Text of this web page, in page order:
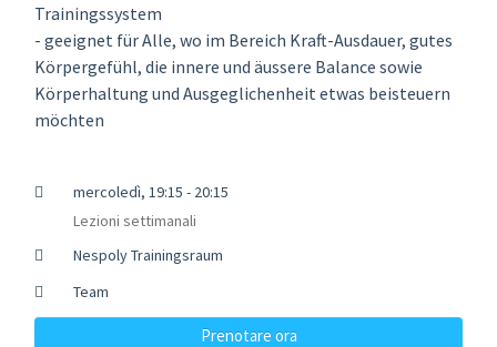
Trainingssystem
- geeignet für Alle, wo im Bereich Kraft-Ausdauer, gutes
Körpergefühl, die innere und äussere Balance sowie
Körperhaltung und Ausgeglichenheit etwas beisteuern
möchten
mercoledì, 19:15 - 20:15
Lezioni settimanali
Nespoly Trainingsraum
Team
Prenotare ora